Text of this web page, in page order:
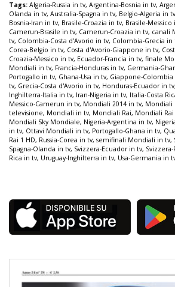
Tags: Algeria-Russia in tv, Argentina-Bosnia in tv,
Olanda in tv, Australia-Spagna in tv, Belgio-Algeria in tv
Bosnia-Iran in tv, Brasile-Croazia in tv, Brasile-Messico
Camerun-Brasile in tv, Camerun-Croazia in tv, canali
tv, Colombia-Costa d'Avorio in tv, Colombia-Grecia in
Corea-Belgio in tv, Costa d'Avorio-Giappone in tv,
Croazia-Messico in tv, Ecuador-Francia in tv, finale
Mondiali in tv, Francia-Honduras in tv, Germania-
Portogallo in tv, Ghana-Usa in tv, Giappone-Colombia
tv, Grecia-Costa d'Avorio in tv, Honduras-Ecuador in tv,
Inghilterra-Italia in tv, Iran-Nigeria in tv, Italia-Costa
Messico-Camerun in tv, Mondiali 2014 in tv, Mondiali
televisione, Mondiali in tv, Mondiali Rai, Mondiali
Mondiali Sky Mondiale, Nigeria-Argentina in tv,
in tv, Ottavi Mondiali in tv, Portogallo-Ghana in tv,
Rai 1 HD, Russia-Corea in tv, semifinali Mondiali in tv,
Spagna-Olanda in tv, Svizzera-Ecuador in tv,
Rica in tv, Uruguay-Inghilterra in tv, Usa-Germania in